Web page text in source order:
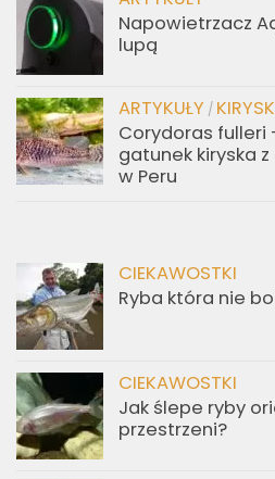
Napowietrzacz
lupą
ARTYKUŁY /
Corydoras fulleri
gatunek kiryska
w Peru
CIEKAWOSTKI
Ryba która nie
CIEKAWOSTKI
Jak ślepe ryby
przestrzeni?